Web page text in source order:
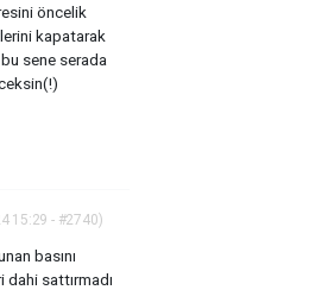
öncelik
kapatarak
sene serada
15:29 - #2740)
basını
dahi sattırmadı